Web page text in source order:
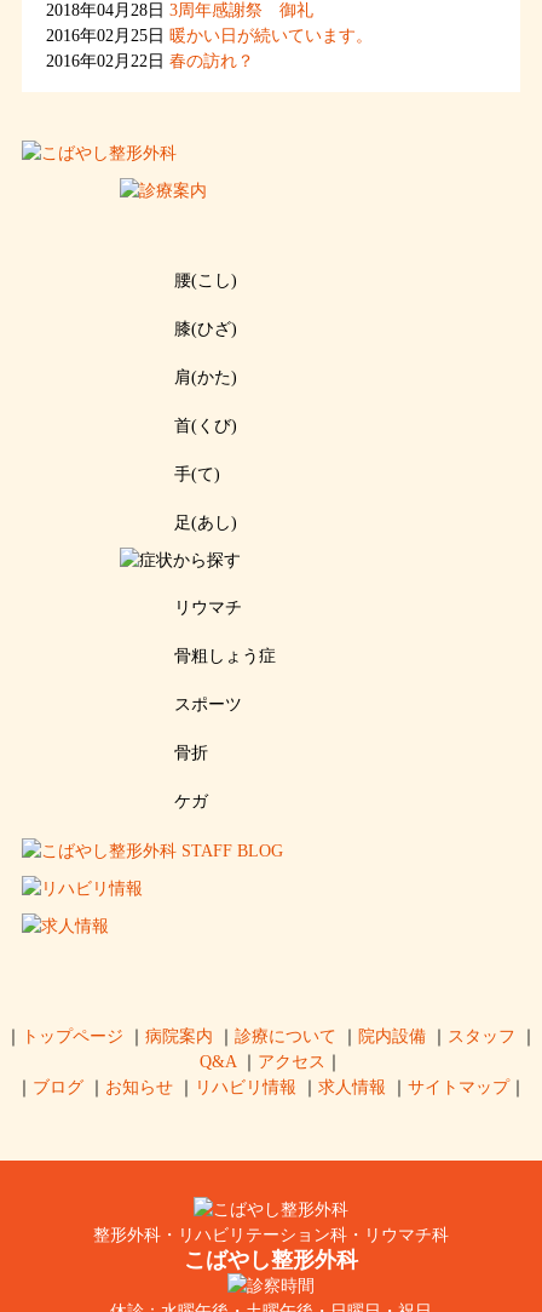
2018年04月28日 3周年感謝祭 御礼
2016年02月25日 暖かい日が続いています。
2016年02月22日 春の訪れ？
腰(こし)
膝(ひざ)
肩(かた)
首(くび)
手(て)
足(あし)
リウマチ
骨粗しょう症
スポーツ
骨折
ケガ
トップページ 病院案内 診療について 院内設備 スタッフ
Q&A｜ アクセス
ブログ お知らせ リハビリ情報 求人情報 サイトマップ
整形外科・リハビリテーション科・リウマチ科
こばやし整形外科